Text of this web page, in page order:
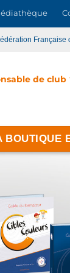
Française
de club
BOUTIQUE